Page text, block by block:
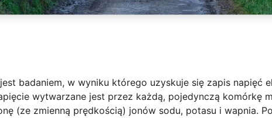
badaniem, w wyniku którego uzyskuje się zapis napięć
wytwarzane jest przez każdą, pojedynczą komórkę
(ze zmienną prędkością) jonów sodu, potasu i wapnia.